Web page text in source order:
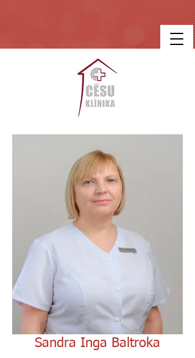
Sandra Inga Baltroka